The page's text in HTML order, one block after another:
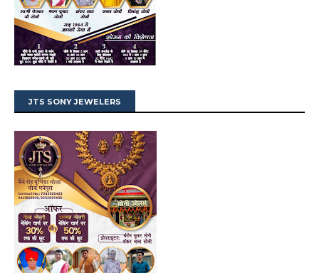
JTS SONY JEWELERS